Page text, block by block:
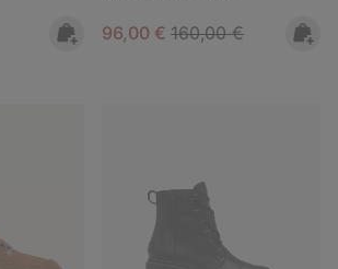
Sale price:
96,00 € Regular price:
160,00 €